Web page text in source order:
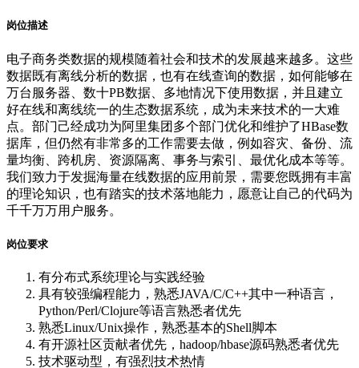
岗位描述
电子商务类数据的规模随着社会和技术的发展越来越多。这些
数据既有离线分析的数据，也有在线查询的数据，如何能够在
万台服务器、数十PB数据、多地情况下使用数据，并且建立
好在线和离线统一的生态数据系统，成为未来技术的一大难
点。部门己经成功为阿里集团多个部门优化和维护了HBase数
据库，但仍然有非常多的工作需要去做，例如容灾、备份、流
量均衡、跨机房、资源隔离、事务与索引、最优化成本等等。
我们致力于发掘海量在线数据的应用前景，需要您既拥有丰富
的理论知识，也有踏实的技术落地能力，愿意让自己的代码为
千千万万用户服务。
岗位要求
有分布式系统理论与实践经验
具有较强编程能力，熟悉JAVA/C/C++其中一种语言，
Python/Perl/Clojure等语言熟悉者优先
熟悉Linux/Unix操作，熟悉基本的Shell脚本
有开源社区贡献者优先，hadoop/hbase源码熟悉者优先
技术驱动型，有强烈技术热情